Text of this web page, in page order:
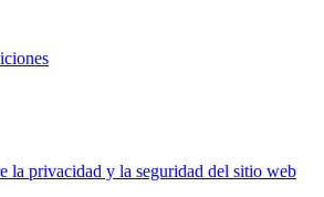
la privacidad y la seguridad del sitio web